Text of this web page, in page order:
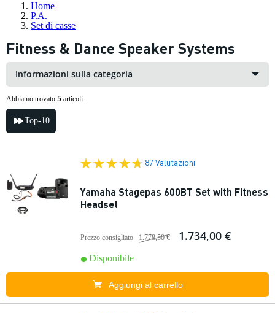
Home
P.A.
Set di casse
Fitness & Dance Speaker Systems
Informazioni sulla categoria
Abbiamo trovato 5 articoli.
Top-10
87 Valutazioni
Yamaha Stagepas 600BT Set with Fitness
Headset
Prezzo consigliato 1.778,50 € 1.734,00 €
Disponibile
Aggiungi al carrello